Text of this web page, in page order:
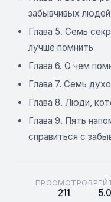
забывчивых людей
Глава 5. Семь
лучше помнить
Глава 6. О чем
Глава 7. Семь
Глава 8. Люди,
Глава 9. Пять
справиться с
ПРОСМОТРОВ
211